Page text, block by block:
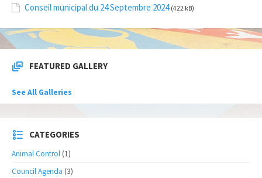
Conseil municipal du 24 Septembre 2024 (422 kB)
FEATURED GALLERY
See All Galleries
CATEGORIES
Animal Control (1)
Council Agenda (3)